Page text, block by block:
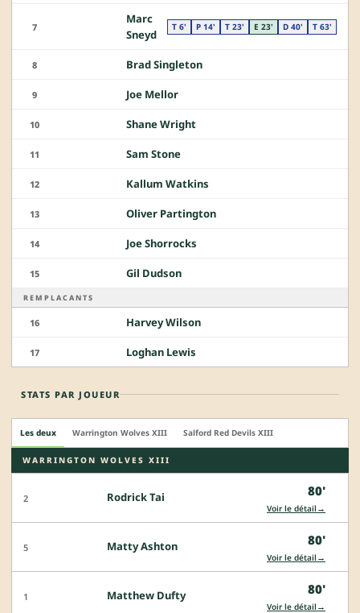
7
Marc
Sneyd
T 6' P 14' T 23' E 23' D 40' T 63'
8 Brad Singleton
9 Joe Mellor
10 Shane Wright
11 Sam Stone
12 Kallum Watkins
13 Oliver Partington
14 Joe Shorrocks
15 Gil Dudson
REMPLACANTS
16 Harvey Wilson
17 Loghan Lewis
STATS PAR JOUEUR
Les deux Warrington Wolves XIII Salford Red Devils XIII
WARRINGTON WOLVES XIII
2 Rodrick Tai 80'
Voir le détail →
5 Matty Ashton 80'
Voir le détail →
1 Matthew Dufty 80'
Voir le détail →